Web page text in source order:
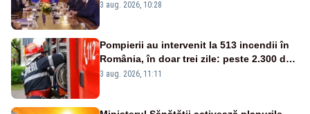
pregătește noi consultări cu partidele
3 aug. 2026, 10:28
Pompierii au intervenit la 513 incendii în
România, în doar trei zile: peste 2.300 de
hectare de teren au fost afectate
3 aug. 2026, 11:11